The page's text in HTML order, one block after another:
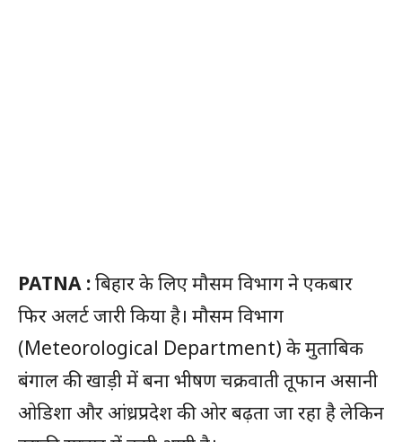
PATNA :बिहार के लिए मौसम विभाग ने एकबार
फिर अलर्ट जारी किया है। मौसम विभाग
(Meteorological Department) के मुताबिक
बंगाल की खाड़ी में बना भीषण चक्रवाती तूफान असानी
ओडिशा और आंध्रप्रदेश की ओर बढ़ता जा रहा है लेकिन